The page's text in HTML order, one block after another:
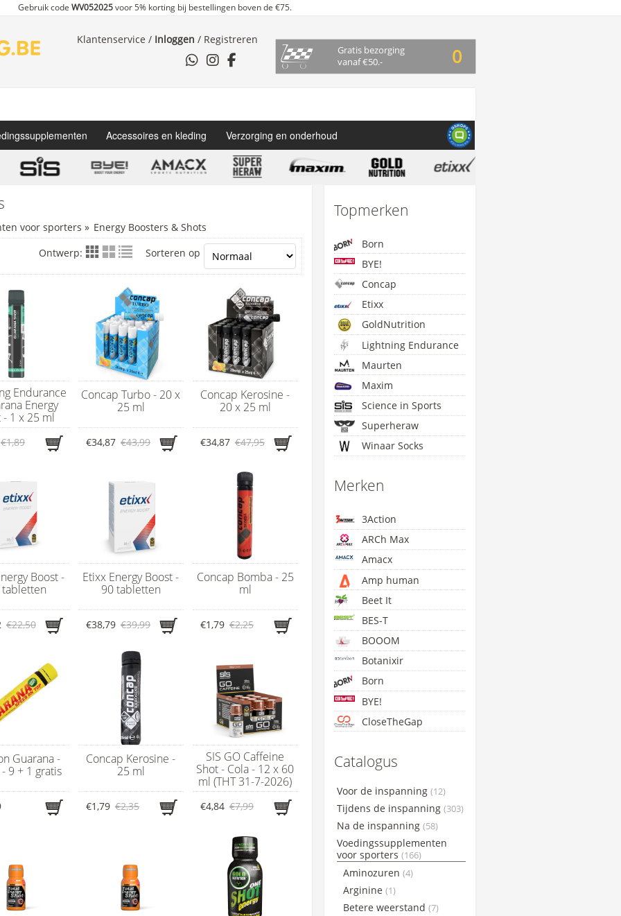
Gebruik codeWV052025voor 5% korting bij bestellingen boven de €75.
Klantenservice / Inloggen / Registreren
Gratis bezorging
vanaf €50.-
0
Accessoires en kleding Verzorging en onderhoud
voor sporters » Energy Boosters & Shots
Sorteren op
Ontwerp:
Endurance
Energy
- 1 x 25 ml
€1,89
Concap Turbo - 20 x
25 ml
€34,87 €43,99
Concap Kerosine -
20 x 25 ml
€34,87 €47,95
Boost -
tabletten
€22,50
Etixx Energy Boost -
90 tabletten
€38,79 €39,99
Concap Bomba - 25
ml
€1,79 €2,25
Guarana -
9 + 1 gratis
Concap Kerosine -
25 ml
€1,79 €2,35
SIS GO Caffeine
Shot - Cola - 12 x 60
ml (THT 31-7-2026)
€4,84 €7,99
Topmerken
Born
BYE!
Concap
Etixx
GoldNutrition
Lightning Endurance
Maurten
Maxim
Science in Sports
Superheraw
Winaar Socks
Merken
3Action
ARCh Max
Amacx
Amp human
Beet It
BES-T
BOOOM
Botanixir
Born
BYE!
CloseTheGap
Cyclon
GoldNutrition
Lightning Endurance
Maxim
Maurten
NamedSport
PowerBar
Catalogus
Voor de inspanning (12)
Tijdens de inspanning (303)
Na de inspanning (58)
Voedingssupplementen
voor sporters (166)
Aminozuren (4)
Arginine (1)
Betere weerstand (7)